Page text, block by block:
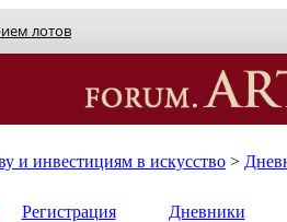
лотов
и инвестициям в искусство >
Регистрация Дневники